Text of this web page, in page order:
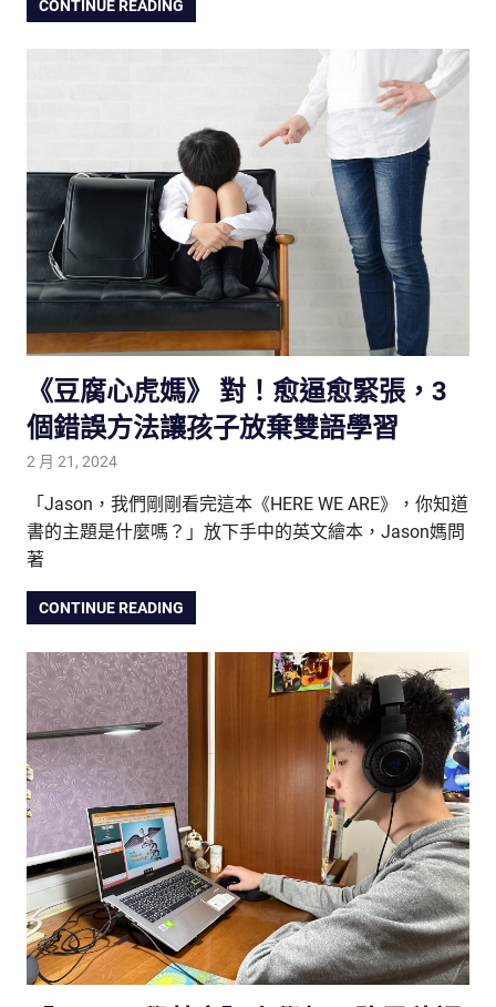
CONTINUE READING
《豆腐心虎媽》 對！愈逼愈緊張，3
個錯誤方法讓孩子放棄雙語學習
2 月 21, 2024
「Jason，我們剛剛看完這本《HERE WE ARE》，你知道
書的主題是什麼嗎？」放下手中的英文繪本，Jason媽問
著
CONTINUE READING